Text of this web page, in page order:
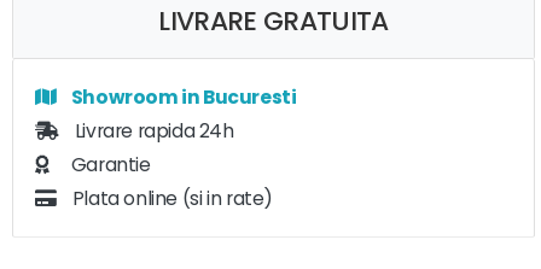
LIVRARE GRATUITA
Showroom in Bucuresti
Livrare rapida 24h
Garantie
Plata online (si in rate)